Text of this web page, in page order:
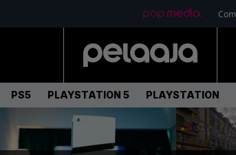
PS5 PLAYSTATION 5 PLAYSTATION